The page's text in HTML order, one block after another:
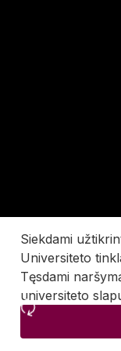
Siekdami
Universiteto
Tęsdami
universiteto